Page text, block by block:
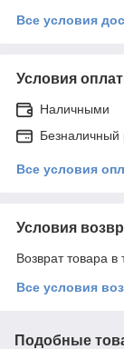
Все условия
Условия
Наличными
Безналичный
Все условия
Условия
Возврат товара
Все условия
Подобные